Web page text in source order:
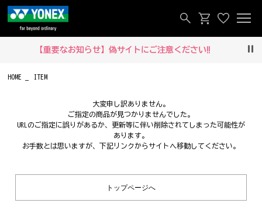
【重要なお知らせ】偽サイトにご注意ください‼
HOME ITEM
大変申し訳ありません。
ご指定の商品が見つかりませんでした。
URLのご指定に誤りがあるか、更新等に伴い削除されてしまった可能性が
あります。
お手数とは思いますが、下記リンクからサイトへ移動してください。
トップページへ